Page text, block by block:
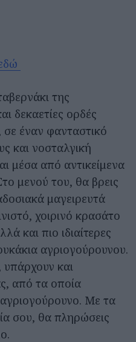
της
δεκαετίες ορδές
έναν φανταστικό
και νοσταλγική
μέσα από αντικείμενα
μενού του, θα βρεις
μαγειρευτά
χοιρινό κρασάτο
και πιο ιδιαίτερες
αγριογούρουνου.
υπάρχουν και
από τα οποία
αγριογούρουνο. Με τα
σου, θα πληρώσεις